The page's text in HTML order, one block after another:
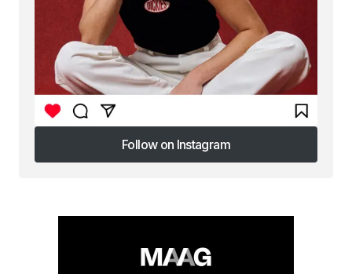
Follow on Instagram
Follow on Instagram